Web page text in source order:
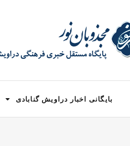
بایگانی اخبار دراویش گنابادی